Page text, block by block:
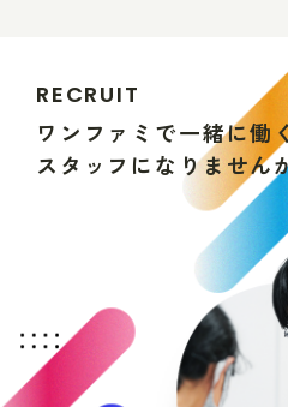
RECRUIT
ワ ン フ ァ ミ で一緒に働
ス タ ッ フ にな りま せん